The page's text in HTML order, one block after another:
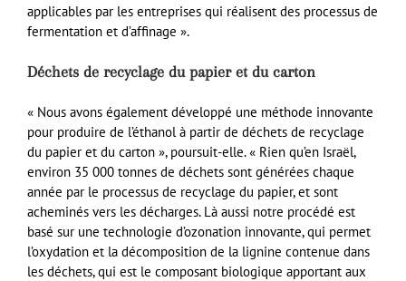
applicables par les entreprises qui réalisent des processus de
fermentation et d’affinage ».
Déchets de recyclage du papier et du carton
« Nous avons également développé une méthode innovante
pour produire de l’éthanol à partir de déchets de recyclage
du papier et du carton », poursuit-elle. « Rien qu’en Israël,
environ 35 000 tonnes de déchets sont générées chaque
année par le processus de recyclage du papier, et sont
acheminés vers les décharges. Là aussi notre procédé est
basé sur une technologie d’ozonation innovante, qui permet
l’oxydation et la décomposition de la lignine contenue dans
les déchets, qui est le composant biologique apportant aux